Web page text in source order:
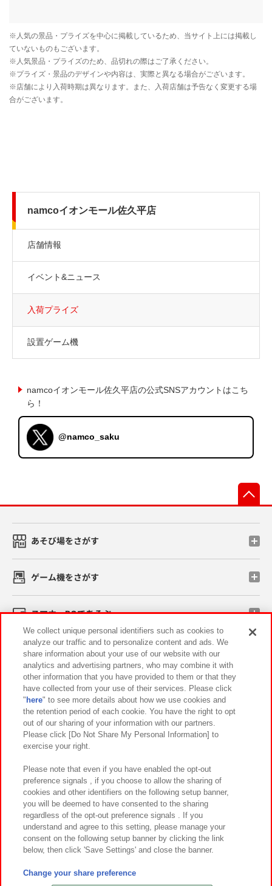
namcoイオンモール佐久平店
店舗情報
イベント&ニュース
入荷プライズ
設置ゲーム機
namcoイオンモール佐久平店の公式SNSアカウントはこち
ら！
@namco_saku
あそび場をさがす
ゲーム機をさがす
スマホ・PCであそぶ
イベント・キャンペーン
関連会社 サステナビリティ サイトポリシー
プライバシーポリシー ウェブアクセシビリティ方針と検証結果
お取引先さまとともに
カスタマーハラスメント対応方針 よくあるご質問・お問い合わせ
©Bandai Namco Amusement Inc.
©Bandai Namco Amusement Lab Inc.
We collect unique personal identifiers such as cookies to
analyze our traffic and to personalize content and ads. We
share information about your use of our website with our
analytics and advertising partners, who may combine it with
other information that you have provided to them or that they
have collected from your use of their services. Please click
" here" to see more details about how we use cookies and
the retention period of each cookie. You have the right to opt
out of our sharing of your information with our partners.
Please click [Do Not Share My Personal Information] to
exercise your right.
Please note that even if you have enabled the opt-out
preference signals , if you choose to allow the sharing of
cookies and other identifiers on the following setup banner,
you will be deemed to have consented to the sharing
regardless of the opt-out preference signals . If you
understand and agree to this setting, please manage your
consent on the following setup banner by clicking the link
below, then click 'Save Settings' and close the banner.
Change your share preference